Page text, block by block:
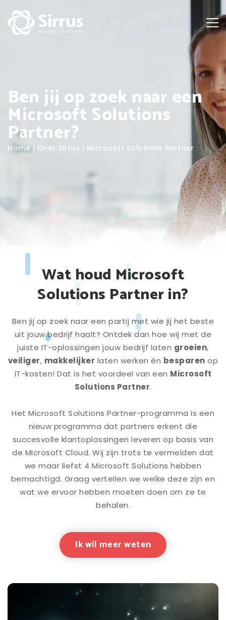
Ben jij op zoek naar een
Microsoft Solutions
Partner?
Home| Over Sirrus | Microsoft Solutions Partner
Wat houd Microsoft
Solutions Partner in?
Ben jij op zoek naar een partij met wie jij het beste
uit jouw bedrijf haalt? Ontdek dan hoe wij met de
juiste IT-oplossingen jouw bedrijf laten groeien,
veiliger, makkelijker laten werken én besparen op
IT-kosten! Dat is het voordeel van een Microsoft
Solutions Partner.
Het Microsoft Solutions Partner-programma is een
nieuw programma dat partners erkent die
succesvolle klantoplossingen leveren op basis van
de Microsoft Cloud. Wij zijn trots te vermelden dat
we maar liefst 4 Microsoft Solutions hebben
bemachtigd. Graag vertellen we welke deze zijn en
wat we ervoor hebben moeten doen om ze te
behalen.
Ik wil meer weten